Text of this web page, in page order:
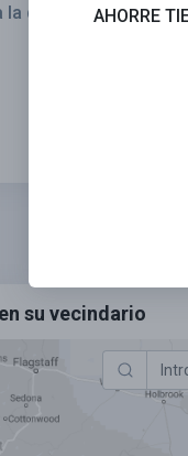
derecha en esta
su vecindario
AHORRE